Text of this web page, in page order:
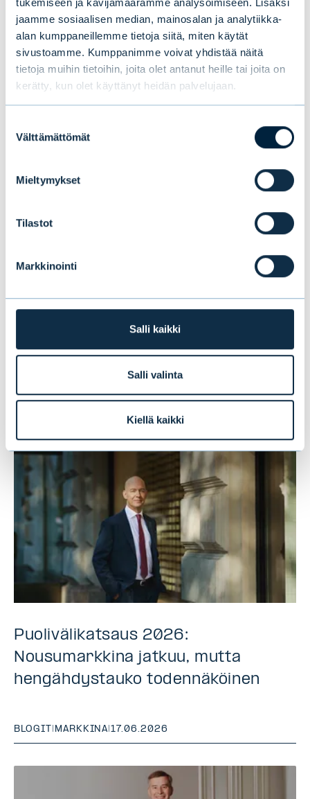
jaamme sosiaalisen median, mainosalan ja analytiikka-
alan kumppaneillemme tietoja siitä, miten käytät
sivustoamme. Kumppanimme voivat yhdistää näitä
tietoja muihin tietoihin, joita olet antanut heille tai joita on
kerätty, kun olet käyttänyt heidän palvelujaan.
valinta
Välttämättömät
Mieltymykset
Tilastot
Markkinointi
Salli kaikki
Salli valinta
Kiellä kaikki
talous- ja tulosympäristö tukee
markkinoiden yleiskehitystä. Pompuista
huolimatta uskomme kokonaistuottojen
yltävän tänä vuonna hyvälle tasolle, Italiasta
ja muista minikriiseistä huolimatta.
peter.lindahl@evli.com
Tämä saattaa myös
kiinnostaa sinua
Puolivälikatsaus 2026:
Nousumarkkina jatkuu, mutta
hengähdystauko todennäköinen
BLOGIT | MARKKINA|17.06.2026